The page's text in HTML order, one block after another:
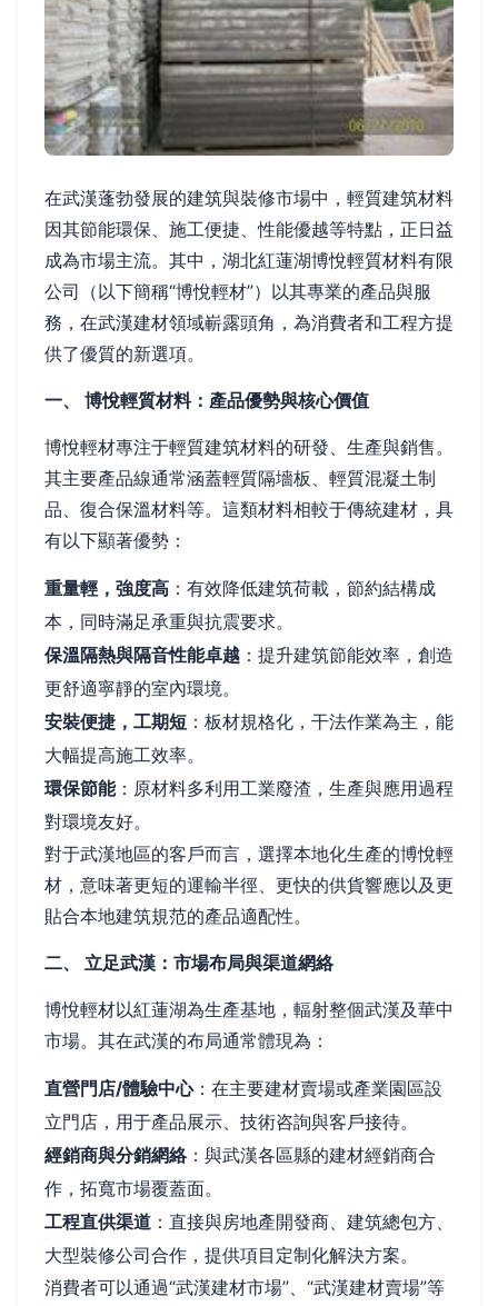
在武漢蓬勃發展的建筑與裝修市場中，輕質建筑材料
因其節能環保、施工便捷、性能優越等特點，正日益
成為市場主流。其中，湖北紅蓮湖博悅輕質材料有限
公司（以下簡稱“博悅輕材”）以其專業的產品與服
務，在武漢建材領域嶄露頭角，為消費者和工程方提
供了優質的新選項。
一、 博悅輕質材料：產品優勢與核心價值
博悅輕材專注于輕質建筑材料的研發、生產與銷售。
其主要產品線通常涵蓋輕質隔墻板、輕質混凝土制
品、復合保溫材料等。這類材料相較于傳統建材，具
有以下顯著優勢：
重量輕，強度高 ：有效降低建筑荷載，節約結構成
本，同時滿足承重與抗震要求。
保溫隔熱與隔音性能卓越 ：提升建筑節能效率，創造
更舒適寧靜的室內環境。
安裝便捷，工期短 ：板材規格化，干法作業為主，能
大幅提高施工效率。
環保節能：原材料多利用工業廢渣，生產與應用過程
對環境友好。
對于武漢地區的客戶而言，選擇本地化生產的博悅輕
材，意味著更短的運輸半徑、更快的供貨響應以及更
貼合本地建筑規范的產品適配性。
二、 立足武漢：市場布局與渠道網絡
博悅輕材以紅蓮湖為生產基地，輻射整個武漢及華中
市場。其在武漢的布局通常體現為：
直營門店/體驗中心：在主要建材賣場或產業園區設
立門店，用于產品展示、技術咨詢與客戶接待。
經銷商與分銷網絡：與武漢各區縣的建材經銷商合
作，拓寬市場覆蓋面。
工程直供渠道 ：直接與房地產開發商、建筑總包方、
大型裝修公司合作，提供項目定制化解決方案。
消費者可以通過“武漢建材市場”、“武漢建材賣場”等